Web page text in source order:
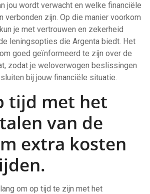
jou wordt verwacht en welke financiële
verbonden zijn. Op die manier voorkom
je met vertrouwen en zekerheid
leningsopties die Argenta biedt. Het
goed geïnformeerd te zijn over de
zodat je weloverwogen beslissingen
bij jouw financiële situatie.
tijd met het
van de
extra kosten
om op tijd te zijn met het